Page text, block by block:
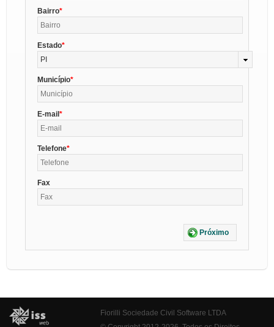
Bairro
Estado
PI
Município
E-mail
Telefone
Fax
Próximo
Fiorilli Sociedade Civil Software LTDA